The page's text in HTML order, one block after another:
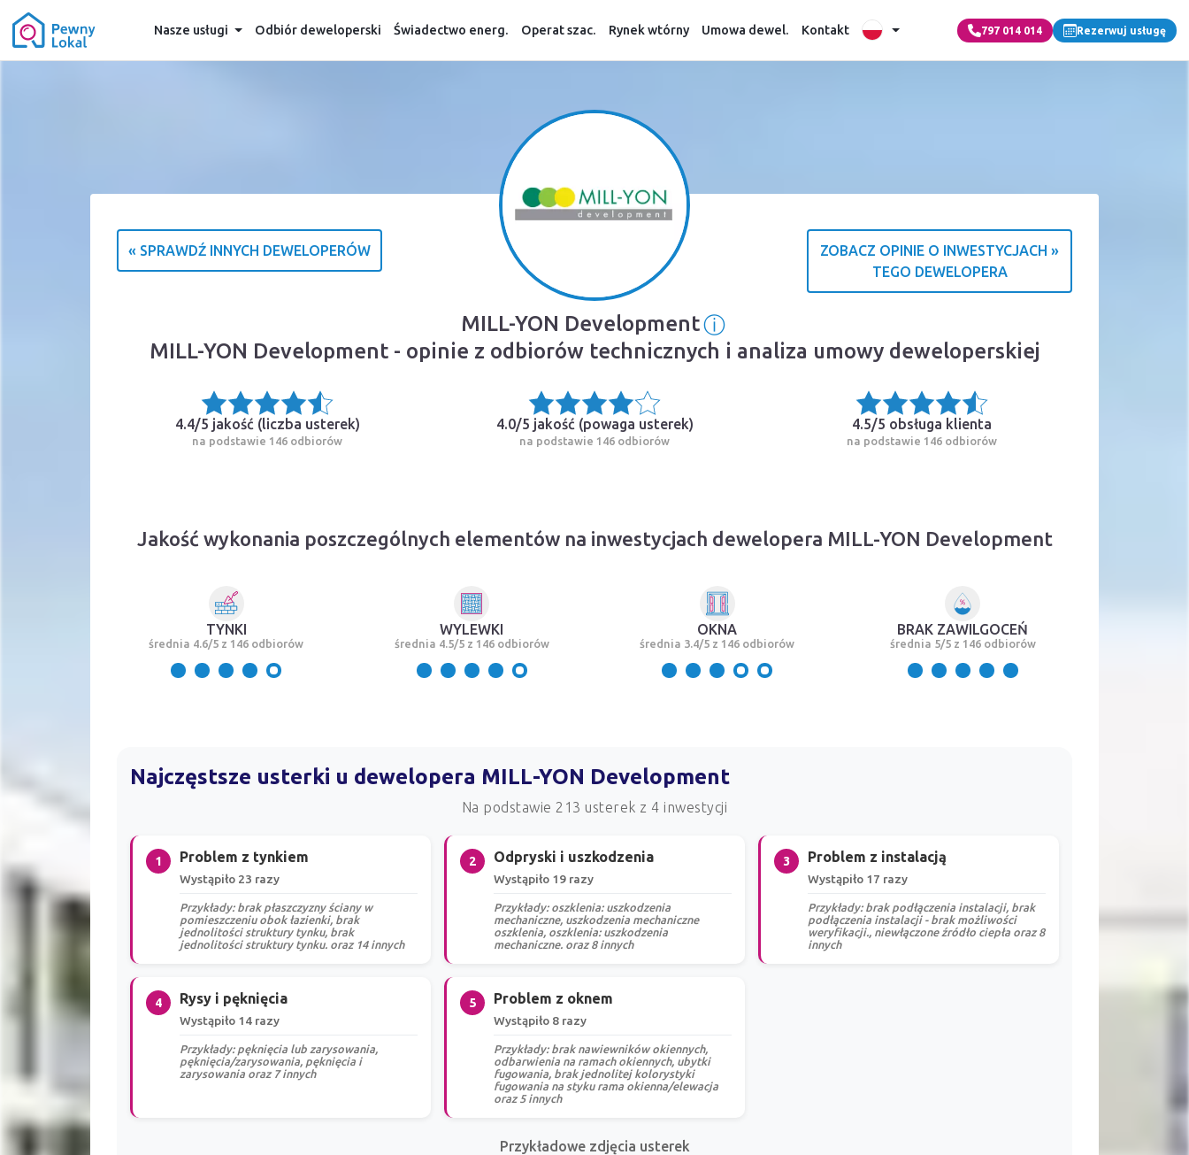
Nasze usługi Odbiór deweloperski Świadectwo energ. Operat szac. Rynek wtórny Umowa dewel. Kontakt 797 014 014 Rezerwuj usługę
« SPRAWDŹ INNYCH DEWELOPERÓW
ZOBACZ OPINIE O INWESTYCJACH »
TEGO DEWELOPERA
MILL-YON DevelopmentⓘInformacja o źródle ocen
MILL-YON Development - opinie z odbiorów technicznych i analiza umowy deweloperskiej
4.4/5 jakość (liczba usterek)
na podstawie 146 odbiorów
4.0/5 jakość (powaga usterek)
na podstawie 146 odbiorów
4.5/5 obsługa klienta
na podstawie 146 odbiorów
Jakość wykonania poszczególnych elementów na inwestycjach dewelopera MILL-YON Development
TYNKI
średnia 4.6/5 z 146 odbiorów
WYLEWKI
średnia 4.5/5 z 146 odbiorów
OKNA
średnia 3.4/5 z 146 odbiorów
BRAK ZAWILGOCEŃ
średnia 5/5 z 146 odbiorów
Najczęstsze usterki u dewelopera MILL-YON Development
Na podstawie 213 usterek z 4 inwestycji
1 Problem z tynkiem
Wystąpiło 23 razy
Przykłady: brak płaszczyzny ściany w
pomieszczeniu obok łazienki, brak
jednolitości struktury tynku, brak
jednolitości struktury tynku. oraz 14 innych
2 Odpryski i uszkodzenia
Wystąpiło 19 razy
Przykłady: oszklenia: uszkodzenia
mechaniczne, uszkodzenia mechaniczne
oszklenia, oszklenia: uszkodzenia
mechaniczne. oraz 8 innych
3 Problem z instalacją
Wystąpiło 17 razy
Przykłady: brak podłączenia instalacji, brak
podłączenia instalacji - brak możliwości
weryfikacji., niewłączone źródło ciepła oraz 8
innych
4 Rysy i pęknięcia
Wystąpiło 14 razy
Przykłady: pęknięcia lub zarysowania,
pęknięcia/zarysowania, pęknięcia i
zarysowania oraz 7 innych
5 Problem z oknem
Wystąpiło 8 razy
Przykłady: brak nawiewników okiennych,
odbarwienia na ramach okiennych, ubytki
fugowania, brak jednolitej kolorystyki
fugowania na styku rama okienna/elewacja
oraz 5 innych
Przykładowe zdjęcia usterek